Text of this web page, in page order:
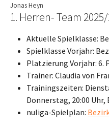
Jonas Heyn
1. Herren- Team
Aktuelle Spielklasse:
Spielklasse Vorjahr:
Platzierung Vorjahr: 6.
Trainer: Claudia von
Trainingszeiten:
Donnerstag, 20:00
nuliga-Spielplan: